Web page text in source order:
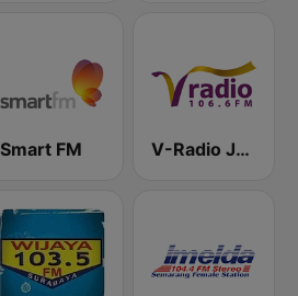
Smart FM V-Radio Jakarta 106.6 FM